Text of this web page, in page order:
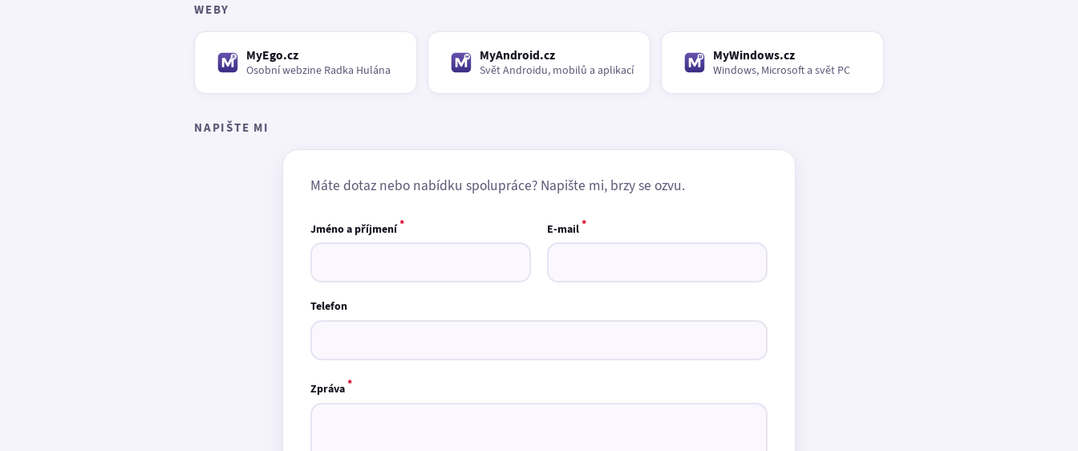
WEBY
MyEgo.cz
Osobní webzine Radka Hulána
MyAndroid.cz
Svět Androidu, mobilů a aplikací
MyWindows.cz
Windows, Microsoft a svět PC
NAPIŠTE MI
Máte dotaz nebo nabídku spolupráce? Napište mi, brzy se ozvu.
Jméno a příjmení* E-mail*
Telefon
Zpráva*